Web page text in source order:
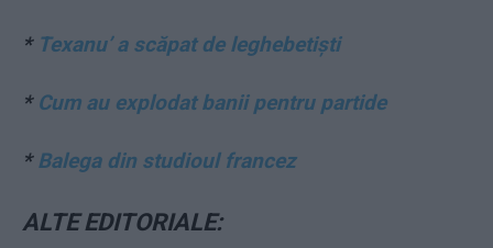
* Texanu’ a scăpat de leghebetiști
* Cum au explodat banii pentru partide
*Balega din studioul francez
ALTE EDITORIALE: